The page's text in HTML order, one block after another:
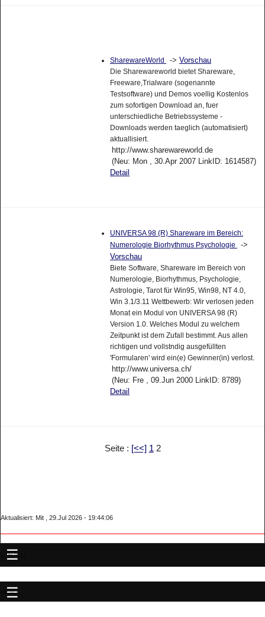
SharewareWorld -> Vorschau
Die Sharewareworld bietet Shareware,
Freeware,Trialware (sogenannte
Testsoftware) und Demos voellig Kostenlos
zum sofortigen Download an, fuer
unterschiedliche Betriebssysteme -
Downloads werden taeglich (automatisiert)
aktuallisiert.
http://www.sharewareworld.de
(Neu: Mon , 30.Apr 2007 LinkID: 1614587)
Detail
UNIVERSA 98 (R) Shareware im Bereich:
Numerologie Biorhythmus Psychologie
->
Vorschau
Biete Software, Shareware im Bereich von
Numerologie, Biorhythmus, Psychologie,
Astrologie, Tarot für Win95, Win98, NT 4.0,
Win 3.1/3.11 Wettbewerb: Wir verlosen jeden
Monat ein Modul von UNIVERSA 98 (R)
Version 1.0. Welches Modul zu welchem
Zeitpunkt ist dem Zufall bestimmt. Aus allen
richtigen und vollstndig ausgefüllten
'Formularen' wird ein(e) Gewinner(in) verlost.
http://www.universa.ch/
(Neu: Fre , 09.Jun 2000 LinkID: 8789)
Detail
Seite : [<<] 1 2
Aktualisiert: Mit , 29.Jul 2026 - 19:44:06
MENU
MENU